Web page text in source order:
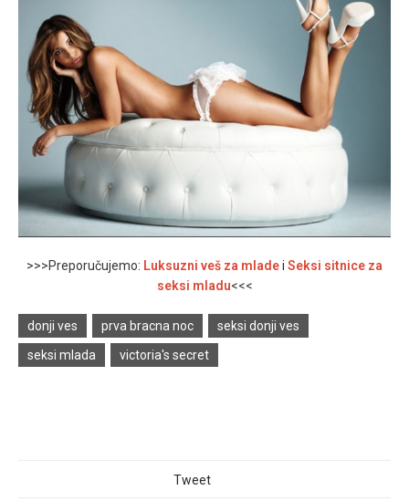
>>>Preporučujemo: Luksuzni veš za mladei Seksi sitnice za
seksi mladu<<<
donji ves prva bracna noc
seksi donji ves
seksi mlada
victoria's secret
Tweet